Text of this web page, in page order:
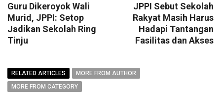
Guru Dikeroyok Wali
Murid, JPPI: Setop
Jadikan Sekolah Ring
Tinju
JPPI Sebut Sekolah
Rakyat Masih Harus
Hadapi Tantangan
Fasilitas dan Akses
RELATED ARTICLES
MORE FROM AUTHOR
MORE FROM CATEGORY